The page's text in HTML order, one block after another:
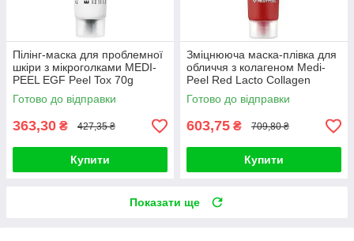
Пілінг-маска для проблемної
шкіри з мікроголками MEDI-
PEEL EGF Peel Tox 70g
Готово до відправки
363,30 ₴ 427,35 ₴
Купити
Зміцнююча маска-плівка для
обличчя з колагеном Medi-
Peel Red Lacto Collagen
Wrapping Mask 70ml
Готово до відправки
603,75 ₴ 709,80 ₴
Купити
Показати ще